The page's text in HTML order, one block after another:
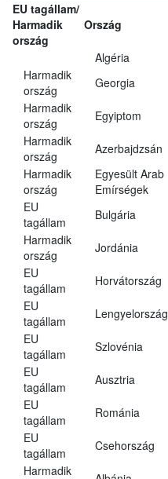
EU tagállam/
Harmadik
ország
Ország
Algéria
Harmadik
ország
Georgia
Harmadik
ország
Egyiptom
Harmadik
ország
Azerbajdzsán
Harmadik
ország
Egyesült Arab
Emírségek
EU
tagállam
Bulgária
Harmadik
ország
Jordánia
EU
tagállam
Horvátország
EU
tagállam
Lengyelország
EU
tagállam
Szlovénia
EU
tagállam
Ausztria
EU
tagállam
Románia
EU
tagállam
Csehország
Harmadik